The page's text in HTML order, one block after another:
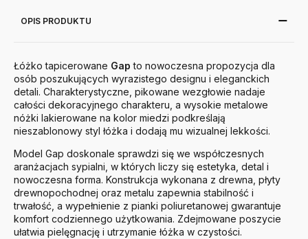
OPIS PRODUKTU
Łóżko tapicerowane Gap to nowoczesna propozycja dla
osób poszukujących wyrazistego designu i eleganckich
detali. Charakterystyczne, pikowane wezgłowie nadaje
całości dekoracyjnego charakteru, a wysokie metalowe
nóżki lakierowane na kolor miedzi podkreślają
nieszablonowy styl łóżka i dodają mu wizualnej lekkości.
Model Gap doskonale sprawdzi się we współczesnych
aranżacjach sypialni, w których liczy się estetyka, detal i
nowoczesna forma. Konstrukcja wykonana z drewna, płyty
drewnopochodnej oraz metalu zapewnia stabilność i
trwałość, a wypełnienie z pianki poliuretanowej gwarantuje
komfort codziennego użytkowania. Zdejmowane poszycie
ułatwia pielęgnację i utrzymanie łóżka w czystości.